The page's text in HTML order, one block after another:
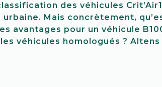
des véhicules
Mais concrètement,
avantages pour un véhicule
véhicules homologués ?